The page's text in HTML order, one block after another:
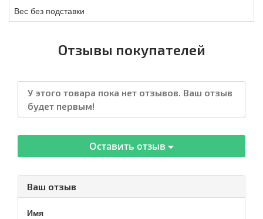
Вес без подставки
Отзывы покупателей
У этого товара пока нет отзывов. Ваш отзыв
будет первым!
Оставить отзыв
Ваш отзыв
Имя